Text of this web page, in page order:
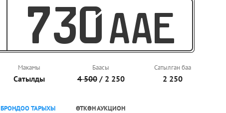
730 AAE
Макамы
Сатылды
Баасы
4 500/ 2 250
Сатылган баа
2 250
БРОНДОО ТАРЫХЫ ӨТКӨН АУКЦИОН